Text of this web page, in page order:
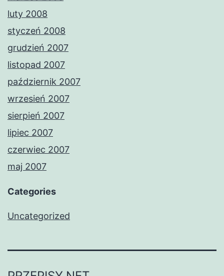
luty 2008
styczeń 2008
grudzień 2007
listopad 2007
październik 2007
wrzesień 2007
sierpień 2007
lipiec 2007
czerwiec 2007
maj 2007
Categories
Uncategorized